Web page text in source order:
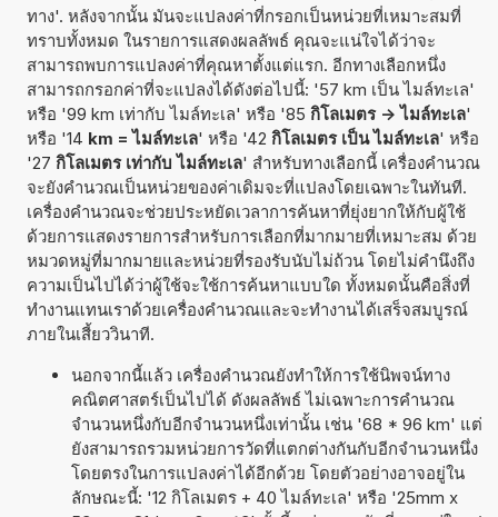
ทาง'. หลังจากนั้น มันจะแปลงค่าที่กรอกเป็นหน่วยที่เหมาะสมที่
ทราบทั้งหมด ในรายการแสดงผลลัพธ์ คุณจะแน่ใจได้ว่าจะ
สามารถพบการแปลงค่าที่คุณหาตั้งแต่แรก. อีกทางเลือกหนึ่ง
สามารถกรอกค่าที่จะแปลงได้ดังต่อไปนี้: '57 km เป็น ไมล์ทะเล'
หรือ '99 km เท่ากับ ไมล์ทะเล' หรือ '85 กิโลเมตร -> ไมล์ทะเล'
หรือ '14 km = ไมล์ทะเล' หรือ '42 กิโลเมตร เป็น ไมล์ทะเล' หรือ
'27 กิโลเมตร เท่ากับ ไมล์ทะเล' สำหรับทางเลือกนี้ เครื่องคำนวณ
จะยังคำนวณเป็นหน่วยของค่าเดิมจะที่แปลงโดยเฉพาะในทันที.
เครื่องคำนวณจะช่วยประหยัดเวลาการค้นหาที่ยุ่งยากให้กับผู้ใช้
ด้วยการแสดงรายการสำหรับการเลือกที่มากมายที่เหมาะสม ด้วย
หมวดหมู่ที่มากมายและหน่วยที่รองรับนับไม่ถ้วน โดยไม่คำนึงถึง
ความเป็นไปได้ว่าผู้ใช้จะใช้การค้นหาแบบใด ทั้งหมดนั้นคือสิ่งที่
ทำงานแทนเราด้วยเครื่องคำนวณและจะทำงานได้เสร็จสมบูรณ์
ภายในเสี้ยววินาที.
นอกจากนี้แล้ว เครื่องคำนวณยังทำให้การใช้นิพจน์ทาง
คณิตศาสตร์เป็นไปได้ ดังผลลัพธ์ ไม่เฉพาะการคำนวณ
จำนวนหนึ่งกับอีกจำนวนหนึ่งเท่านั้น เช่น '68 * 96 km' แต่
ยังสามารถรวมหน่วยการวัดที่แตกต่างกันกับอีกจำนวนหนึ่ง
โดยตรงในการแปลงค่าได้อีกด้วย โดยตัวอย่างอาจอยู่ใน
ลักษณะนี้: '12 กิโลเมตร + 40 ไมล์ทะเล' หรือ '25mm x